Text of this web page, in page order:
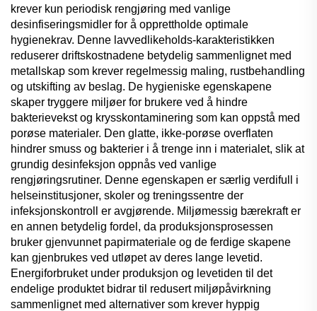
krever kun periodisk rengjøring med vanlige
desinfiseringsmidler for å opprettholde optimale
hygienekrav. Denne lavvedlikeholds-karakteristikken
reduserer driftskostnadene betydelig sammenlignet med
metallskap som krever regelmessig maling, rustbehandling
og utskifting av beslag. De hygieniske egenskapene
skaper tryggere miljøer for brukere ved å hindre
bakterievekst og krysskontaminering som kan oppstå med
porøse materialer. Den glatte, ikke-porøse overflaten
hindrer smuss og bakterier i å trenge inn i materialet, slik at
grundig desinfeksjon oppnås ved vanlige
rengjøringsrutiner. Denne egenskapen er særlig verdifull i
helseinstitusjoner, skoler og treningssentre der
infeksjonskontroll er avgjørende. Miljømessig bærekraft er
en annen betydelig fordel, da produksjonsprosessen
bruker gjenvunnet papirmateriale og de ferdige skapene
kan gjenbrukes ved utløpet av deres lange levetid.
Energiforbruket under produksjon og levetiden til det
endelige produktet bidrar til redusert miljøpåvirkning
sammenlignet med alternativer som krever hyppig